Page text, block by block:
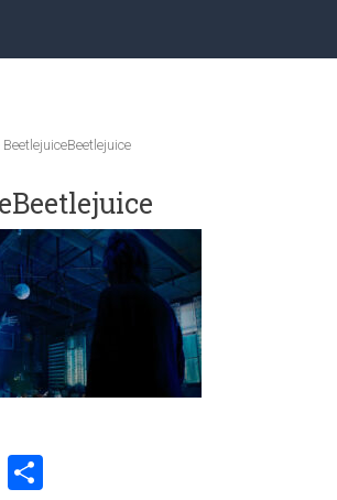
BeetlejuiceBeetlejuice
WhatsApp